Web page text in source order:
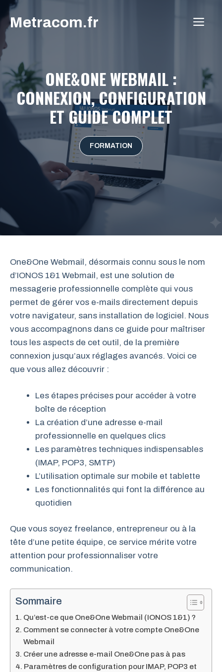
Aller
au
contenu
Metracom.fr
ONE&ONE WEBMAIL :
CONNEXION, CONFIGURATION
ET GUIDE COMPLET
FORMATION
One&One Webmail, désormais connu sous le nom
d’IONOS 1&1 Webmail, est une solution de
messagerie professionnelle complète qui vous
permet de gérer vos e-mails directement depuis
votre navigateur, sans installation de logiciel. Nous
vous accompagnons dans ce guide pour maîtriser
tous les aspects de cet outil, de la première
connexion jusqu’aux réglages avancés. Voici ce
que vous allez découvrir :
Les étapes précises pour accéder à votre
boîte de réception
La création d’une adresse e-mail
professionnelle en quelques clics
Les paramètres techniques indispensables
(IMAP, POP3, SMTP)
L’utilisation optimale sur mobile et tablette
Les fonctionnalités qui font la différence au
quotidien
Que vous soyez freelance, entrepreneur ou à la
tête d’une petite équipe, ce service mérite votre
attention pour professionnaliser votre
communication.
Sommaire
Qu’est-ce que One&One Webmail (IONOS 1&1) ?
Comment se connecter à votre compte One&One
Webmail
Créer une adresse e-mail One&One pas à pas
Paramètres de configuration pour IMAP, POP3 et